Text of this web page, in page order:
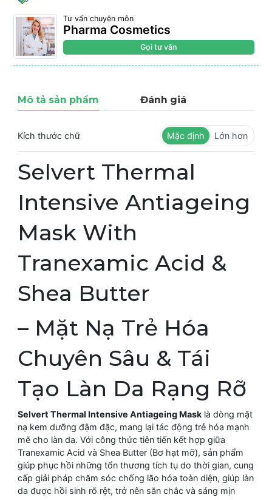
Tư vấn chuyên môn
Pharma Cosmetics
Gọi tư vấn
Mô tả sản phẩm Đánh giá
Kích thước chữ Mặc định Lớn hơn
Selvert Thermal
Intensive Antiageing
Mask With
Tranexamic Acid &
Shea Butter
– Mặt Nạ Trẻ Hóa
Chuyên Sâu & Tái
Tạo Làn Da Rạng Rỡ
Selvert Thermal Intensive Antiageing Mask là dòng mặt
nạ kem dưỡng đậm đặc, mang lại tác động trẻ hóa mạnh
mẽ cho làn da. Với công thức tiên tiến kết hợp giữa
Tranexamic Acid và Shea Butter (Bơ hạt mỡ), sản phẩm
giúp phục hồi những tổn thương tích tụ do thời gian, cung
cấp giải pháp chăm sóc chống lão hóa toàn diện, giúp làn
da được hồi sinh rõ rệt, trở nên săn chắc và sáng mịn